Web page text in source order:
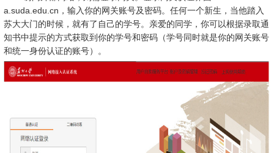
a.suda.edu.cn ，输入你的网关账号及密码。任何一个新生，当他踏入
苏大大门的时候，就有了自己的学号。亲爱的同学，你可以根据录取通
知书中提示的方式获取到你的学号和密码（学号同时就是你的网关账号
和统一身份认证的账号）。